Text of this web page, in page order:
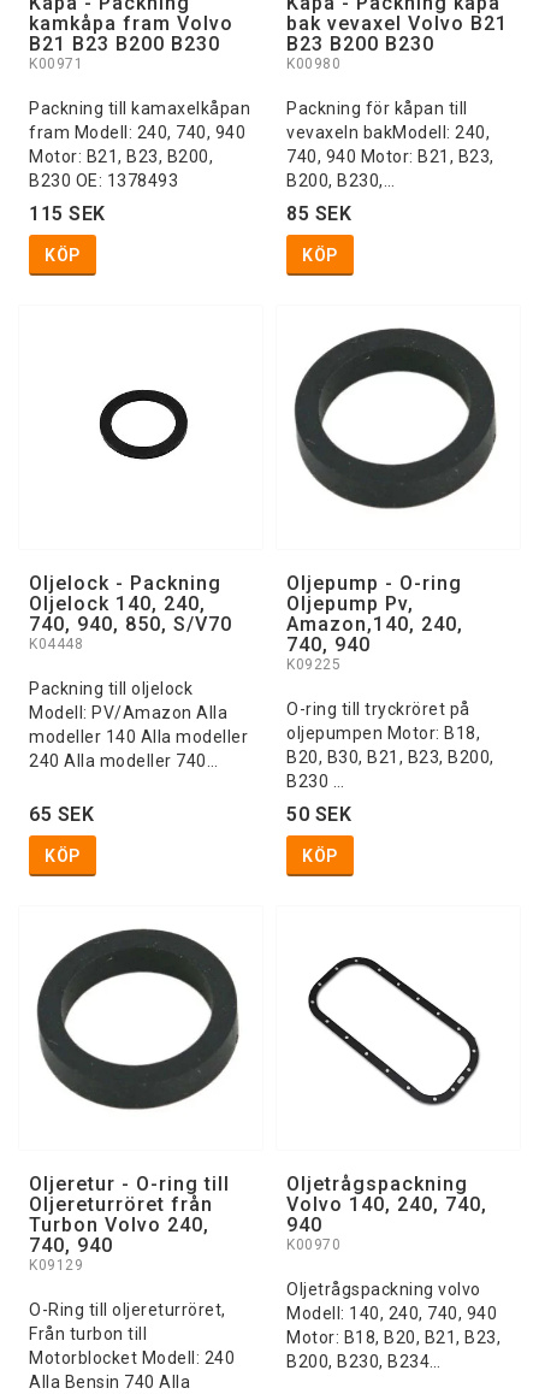
kamkåpa fram Volvo
B21 B23 B200 B230
K00971
Packning till kamaxelkåpan
fram Modell: 240, 740, 940
Motor: B21, B23, B200,
B230 OE: 1378493
115 SEK
KÖP
bak vevaxel Volvo B21
B23 B200 B230
K00980
Packning för kåpan till
vevaxeln bakModell: 240,
740, 940 Motor: B21, B23,
B200, B230,…
85 SEK
KÖP
Oljelock - Packning
Oljelock 140, 240,
740, 940, 850, S/V70
K04448
Packning till oljelock
Modell: PV/Amazon Alla
modeller 140 Alla modeller
240 Alla modeller 740…
65 SEK
KÖP
Oljepump - O-ring
Oljepump Pv,
Amazon,140, 240,
740, 940
K09225
O-ring till tryckröret på
oljepumpen Motor: B18,
B20, B30, B21, B23, B200,
B230 …
50 SEK
KÖP
Oljeretur - O-ring till
Oljereturröret från
Turbon Volvo 240,
740, 940
K09129
O-Ring till oljereturröret,
Från turbon till
Motorblocket Modell: 240
Alla Bensin 740 Alla
Oljetrågspackning
Volvo 140, 240, 740,
940
K00970
Oljetrågspackning volvo
Modell: 140, 240, 740, 940
Motor: B18, B20, B21, B23,
B200, B230, B234…